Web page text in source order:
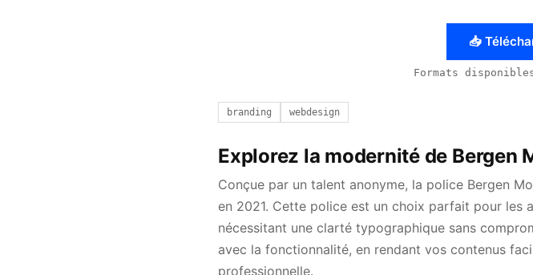
📥
Formats
branding webdesign
Explorez la modernité de Bergen
Conçue par un talent anonyme, la police Bergen
en 2021. Cette police est un choix parfait pour les
nécessitant une clarté typographique sans
avec la fonctionnalité, en rendant vos contenus
professionnelle.